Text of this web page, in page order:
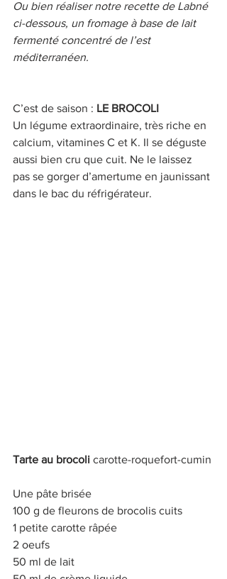
Ou bien réaliser notre recette de Labné
ci-dessous, un fromage à base de lait
fermenté concentré de l’est
méditerranéen.
C’est de saison : LE BROCOLI
Un légume extraordinaire, très riche en
calcium, vitamines C et K. Il se déguste
aussi bien cru que cuit. Ne le laissez
pas se gorger d’amertume en jaunissant
dans le bac du réfrigérateur.
Tarte au brocoli carotte-roquefort-cumin
Une pâte brisée
100 g de fleurons de brocolis cuits
1 petite carotte râpée
2 oeufs
50 ml de lait